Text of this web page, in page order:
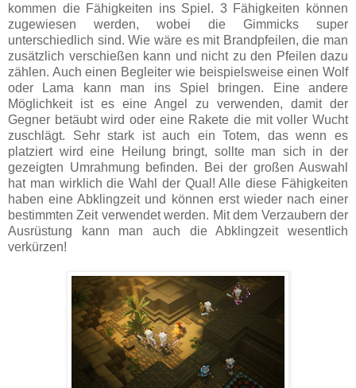
kommen die Fähigkeiten ins Spiel. 3 Fähigkeiten können
zugewiesen werden, wobei die Gimmicks super
unterschiedlich sind. Wie wäre es mit Brandpfeilen, die man
zusätzlich verschießen kann und nicht zu den Pfeilen dazu
zählen. Auch einen Begleiter wie beispielsweise einen Wolf
oder Lama kann man ins Spiel bringen. Eine andere
Möglichkeit ist es eine Angel zu verwenden, damit der
Gegner betäubt wird oder eine Rakete die mit voller Wucht
zuschlägt. Sehr stark ist auch ein Totem, das wenn es
platziert wird eine Heilung bringt, sollte man sich in der
gezeigten Umrahmung befinden. Bei der großen Auswahl
hat man wirklich die Wahl der Qual! Alle diese Fähigkeiten
haben eine Abklingzeit und können erst wieder nach einer
bestimmten Zeit verwendet werden. Mit dem Verzaubern der
Ausrüstung kann man auch die Abklingzeit wesentlich
verkürzen!